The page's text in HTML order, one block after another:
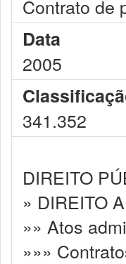
Contrato de
Data
2005
341.352
DIREITO
» DIREITO
»» Atos
»»»